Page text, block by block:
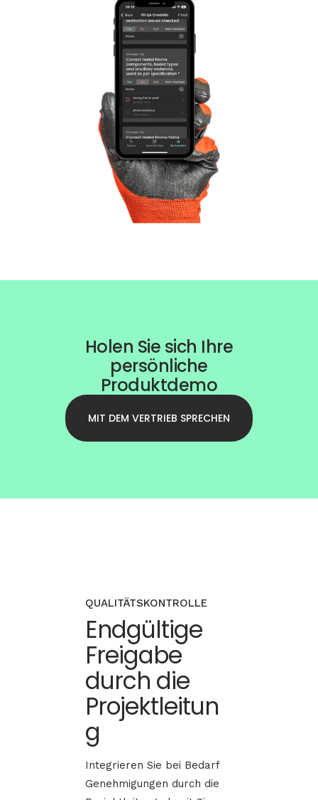
Holen Sie sich Ihre
persönliche
Produktdemo
MIT DEM VERTRIEB SPRECHEN
QUALITÄTSKONTROLLE
Endgültige
Freigabe
durch die
Projektleitun
g
Integrieren Sie bei Bedarf
Genehmigungen durch die